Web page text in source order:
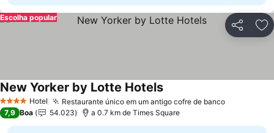
Partilhar
Escolha popular
4 EstrelasHotel Restaurante único em um antigo cofre de banco
New Yorker by Lotte Hotels
7,9 Boa 54.023 a 0.7 km de Times Square